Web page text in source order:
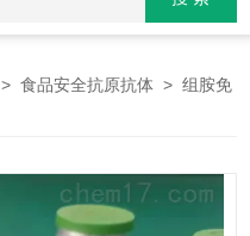
>食品安全抗原抗体 > 组胺免